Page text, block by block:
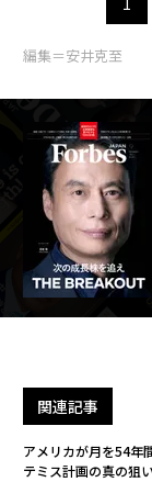
編集＝安井克至
関連記事
アメリカが月を54年
テミス計画の真の狙